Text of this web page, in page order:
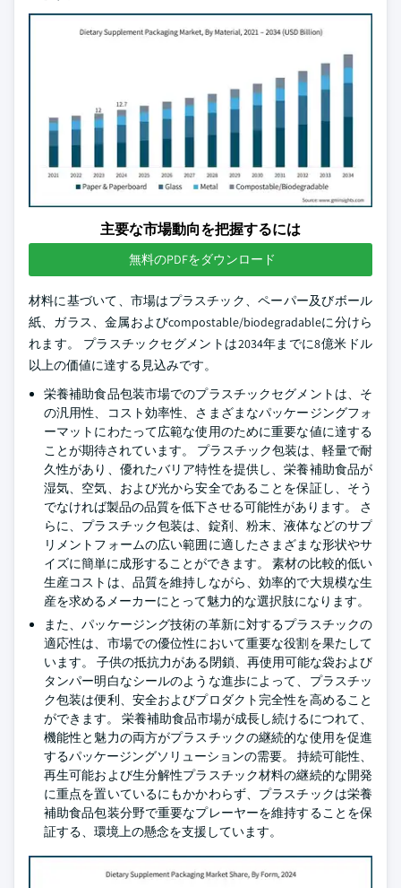
主要な市場動向を把握するには
無料のPDFをダウンロード
材料に基づいて、市場はプラスチック、ペーパー及びボール
紙、ガラス、金属およびcompostable/biodegradableに分けら
れます。 プラスチックセグメントは2034年までに8億米ドル
以上の価値に達する見込みです。
栄養補助食品包装市場でのプラスチックセグメントは、そ
の汎用性、コスト効率性、さまざまなパッケージングフォ
ーマットにわたって広範な使用のために重要な値に達する
ことが期待されています。 プラスチック包装は、軽量で耐
久性があり、優れたバリア特性を提供し、栄養補助食品が
湿気、空気、および光から安全であることを保証し、そう
でなければ製品の品質を低下させる可能性があります。 さ
らに、プラスチック包装は、錠剤、粉末、液体などのサプ
リメントフォームの広い範囲に適したさまざまな形状やサ
イズに簡単に成形することができます。 素材の比較的低い
生産コストは、品質を維持しながら、効率的で大規模な生
産を求めるメーカーにとって魅力的な選択肢になります。
また、パッケージング技術の革新に対するプラスチックの
適応性は、市場での優位性において重要な役割を果たして
います。 子供の抵抗力がある閉鎖、再使用可能な袋および
タンパー明白なシールのような進歩によって、プラスチッ
ク包装は便利、安全およびプロダクト完全性を高めること
ができます。 栄養補助食品市場が成長し続けるにつれて、
機能性と魅力の両方がプラスチックの継続的な使用を促進
するパッケージングソリューションの需要。 持続可能性、
再生可能および生分解性プラスチック材料の継続的な開発
に重点を置いているにもかかわらず、プラスチックは栄養
補助食品包装分野で重要なプレーヤーを維持することを保
証する、環境上の懸念を支援しています。